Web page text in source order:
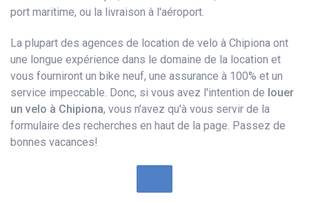
port maritime, ou la livraison à l'aéroport.
La plupart des agences de location de velo à Chipiona ont
une longue expérience dans le domaine de la location et
vous fourniront un bike neuf, une assurance à 100% et un
service impeccable. Donc, si vous avez l'intention de louer
un velo à Chipiona, vous n'avez qu'à vous servir de la
formulaire des recherches en haut de la page. Passez de
bonnes vacances!